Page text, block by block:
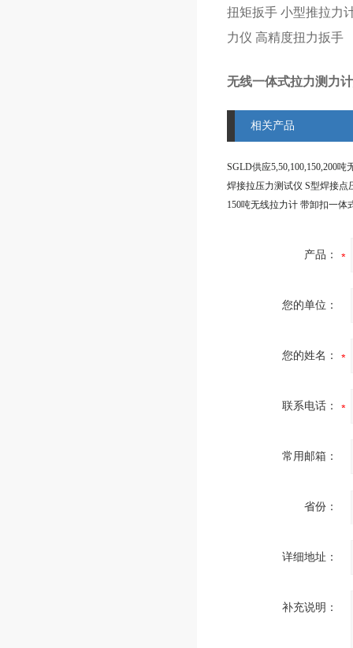
扭矩扳手 小型推拉力
力仪 高精度扭力扳手
无线一体式拉力测力
相关产品
产品：
您的单位：
您的姓名：
联系电话：
常用邮箱：
省份：
详细地址：
补充说明：